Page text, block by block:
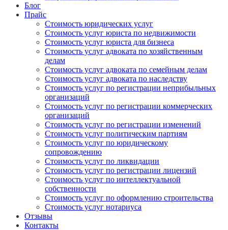
Блог
Прайс
Стоимость юридических услуг
Стоимость услуг юриста по недвижимости
Стоимость услуг юриста для бизнеса
Стоимость услуг адвоката по хозяйственным
делам
Стоимость услуг адвоката по семейным делам
Стоимость услуг адвоката по наследству
Стоимость услуг по регистрации неприбыльных
организаций
Стоимость услуг по регистрации коммерческих
организаций
Стоимость услуг по регистрации изменений
Стоимость услуг политическим партиям
Стоимость услуг по юридическому
сопровождению
Стоимость услуг по ликвидации
Стоимость услуг по регистрации лицензий
Стоимость услуг по интеллектуальной
собственности
Стоимость услуг по оформлению строительства
Стоимость услуг нотариуса
Отзывы
Контакты